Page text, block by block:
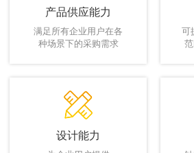
产品供应能力
满足所有企业用户在各
种场景下的采购需求
可
设计能力